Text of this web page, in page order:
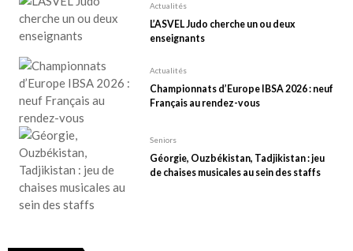
Actualités
L’ASVEL Judo cherche un ou deux
enseignants
Actualités
Championnats d’Europe IBSA 2026 : neuf
Français au rendez-vous
Seniors
Géorgie, Ouzbékistan, Tadjikistan : jeu
de chaises musicales au sein des staffs